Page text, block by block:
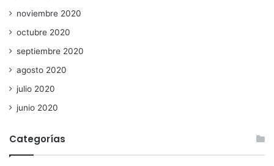
noviembre 2020
octubre 2020
septiembre 2020
agosto 2020
julio 2020
junio 2020
Categorías